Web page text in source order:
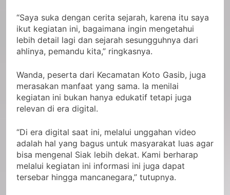
“Saya suka dengan cerita sejarah, karena itu saya
ikut kegiatan ini, bagaimana ingin mengetahui
lebih detail lagi dan sejarah sesungguhnya dari
ahlinya, pemandu kita,” ringkasnya.
Wanda, peserta dari Kecamatan Koto Gasib, juga
merasakan manfaat yang sama. Ia menilai
kegiatan ini bukan hanya edukatif tetapi juga
relevan di era digital.
“Di era digital saat ini, melalui unggahan video
adalah hal yang bagus untuk masyarakat luas agar
bisa mengenal Siak lebih dekat. Kami berharap
melalui kegiatan ini informasi ini juga dapat
tersebar hingga mancanegara,” tutupnya.